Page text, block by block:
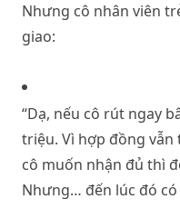
Nhưng cô nhân viên
giao:
“Dạ, nếu cô rút ngay
triệu. Vì hợp đồng
cô muốn nhận đủ thì
Nhưng… đến lúc đó